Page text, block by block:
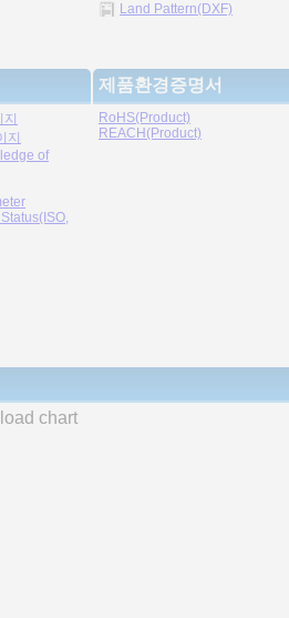
Land Pattern(DXF)
지
of
제품환경증명서
RoHS(Product)
REACH(Product)
chart